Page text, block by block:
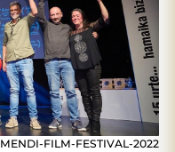
MENDI-FILM-FESTIVAL-2022